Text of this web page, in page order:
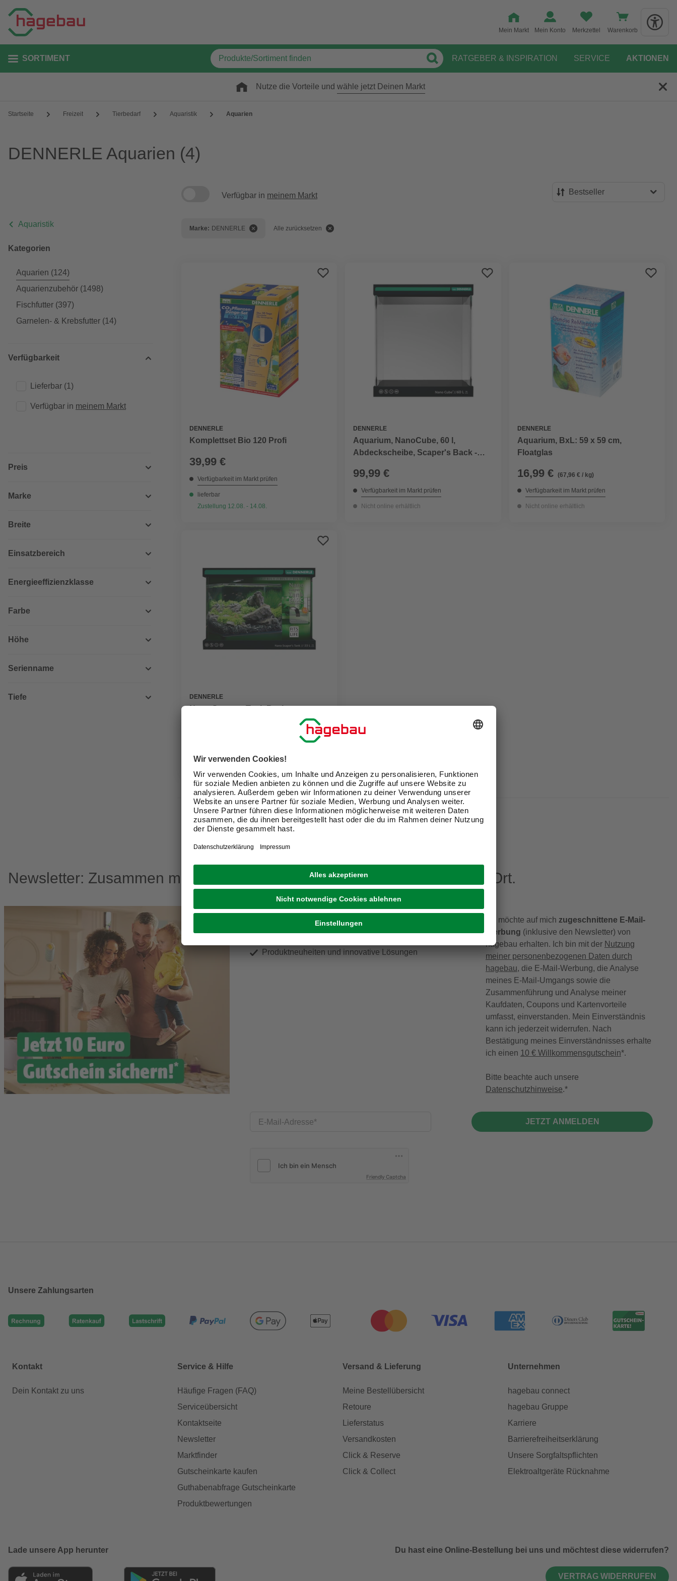
Mein Markt Mein Konto Merkzettel Warenkorb
SORTIMENT RATGEBER & INSPIRATION SERVICE AKTIONEN
Nutze die Vorteile und wähle jetzt Deinen Markt
Startseite Freizeit Tierbedarf Aquaristik Aquarien
DENNERLE Aquarien (4)
Aquaristik
Kategorien
Aquarien (124)
Aquarienzubehör (1498)
Fischfutter (397)
Garnelen- & Krebsfutter (14)
Verfügbarkeit
Lieferbar (1)
Verfügbar in meinem Markt
Preis
Marke
Breite
Einsatzbereich
Energieeffizienzklasse
Farbe
Höhe
Serienname
Tiefe
Verfügbar in meinem Markt Bestseller
Marke: DENNERLE Alle zurücksetzen
DENNERLE
Komplettset Bio 120 Profi
39,99 €
Verfügbarkeit im Markt prüfen
lieferbar
Zustellung 12.08. - 14.08.
DENNERLE
Aquarium, NanoCube, 60 l,
Abdeckscheibe, Scaper's Back -
Schaumstoffunterlage
99,99 €
Verfügbarkeit im Markt prüfen
Nicht online erhältlich
DENNERLE
Aquarium, BxL: 59 x 59 cm,
Floatglas
16,99 € (67,96 € / kg)
Verfügbarkeit im Markt prüfen
Nicht online erhältlich
DENNERLE
Nano Scapers Tank Basic
Nicht online erhältlich
Newsletter: Zusammen machen wir Dein Zuhause zu einem schöneren Ort.
Exklusive Angebote und Gewinnspiele
Kreative Ideen & nützliche Heimwerker-Tipps
Produktneuheiten und innovative Lösungen
E-Mail-Adresse
Friendly Captcha
Ich möchte auf mich zugeschnittene E-Mail-
Werbung (inklusive den Newsletter) von
hagebau erhalten. Ich bin mit der Nutzung
meiner personenbezogenen Daten durch
hagebau, die E-Mail-Werbung, die Analyse
meines E-Mail-Umgangs sowie die
Zusammenführung und Analyse meiner
Kaufdaten, Coupons und Kartenvorteile
umfasst, einverstanden. Mein Einverständnis
kann ich jederzeit widerrufen. Nach
Bestätigung meines Einverständnisses erhalte
ich einen 10 € Willkommensgutschein*.
Bitte beachte auch unsere
Datenschutzhinweise.
JETZT ANMELDEN
Unsere Zahlungsarten
Kontakt
Dein Kontakt zu uns
Service & Hilfe
Häufige Fragen (FAQ)
Serviceübersicht
Kontaktseite
Newsletter
Marktfinder
Gutscheinkarte kaufen
Guthabenabfrage Gutscheinkarte
Produktbewertungen
Versand & Lieferung
Meine Bestellübersicht
Retoure
Lieferstatus
Versandkosten
Click & Reserve
Click & Collect
Unternehmen
hagebau connect
hagebau Gruppe
Karriere
Barrierefreiheitserklärung
Unsere Sorgfaltspflichten
Elektroaltgeräte Rücknahme
Lade unsere App herunter Du hast eine Online-Bestellung bei uns und möchtest diese widerrufen?
VERTRAG WIDERRUFEN